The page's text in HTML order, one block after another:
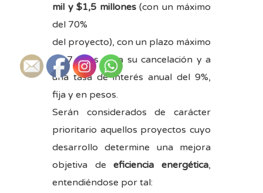
mil y $1,5 millones(con un máximo
del 70%
del proyecto), con un plazo máximo
de 7 años para su cancelación y a
una tasa de interés anual del 9%,
fija y en pesos.
Serán considerados de carácter
prioritario aquellos proyectos cuyo
desarrollo determine una mejora
objetiva deeficiencia energética,
entendiéndose por tal: